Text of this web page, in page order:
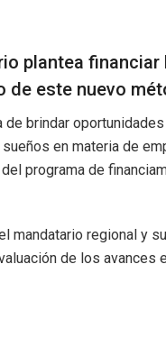
plantea
de este nuevo
de brindar
en materia de
programa de
mandatario regional y
de los